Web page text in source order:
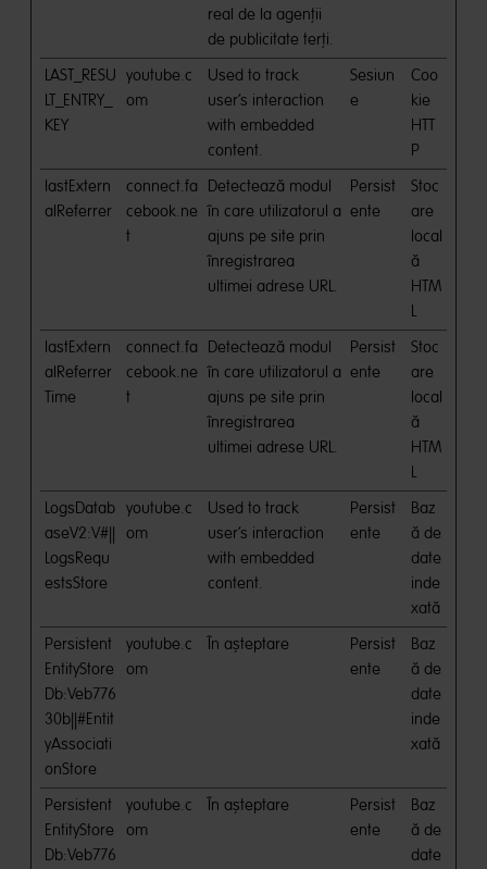
real de la agenții
de publicitate terți.
LAST_RESU
LT_ENTRY_
KEY
youtube.c
om
Used to track
user’s interaction
with embedded
content.
Sesiun
e
Coo
kie
HTT
P
lastExtern
alReferrer
connect.fa
cebook.ne
t
Detectează modul
în care utilizatorul a
ajuns pe site prin
înregistrarea
ultimei adrese URL.
Persist
ente
Stoc
are
local
ă
HTM
L
lastExtern
alReferrer
Time
connect.fa
cebook.ne
t
Detectează modul
în care utilizatorul a
ajuns pe site prin
înregistrarea
ultimei adrese URL.
Persist
ente
Stoc
are
local
ă
HTM
L
LogsDatab
aseV2:V#||
LogsRequ
estsStore
youtube.c
om
Used to track
user’s interaction
with embedded
content.
Persist
ente
Baz
ă de
date
inde
xată
Persistent
EntityStore
Db:Veb776
30b||#Entit
yAssociati
onStore
youtube.c
om
În așteptare
Persist
ente
Baz
ă de
date
inde
xată
Persistent
EntityStore
Db:Veb776
youtube.c
om
În așteptare
Persist
ente
Baz
ă de
date